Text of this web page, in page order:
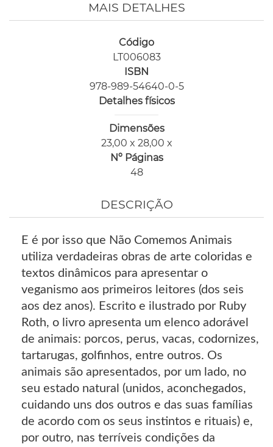
MAIS DETALHES
Código
LT006083
ISBN
978-989-54640-0-5
Detalhes físicos
Dimensões
23,00 x 28,00 x
Nº Páginas
48
DESCRIÇÃO
E é por isso que Não Comemos Animais
utiliza verdadeiras obras de arte coloridas e
textos dinâmicos para apresentar o
veganismo aos primeiros leitores (dos seis
aos dez anos). Escrito e ilustrado por Ruby
Roth, o livro apresenta um elenco adorável
de animais: porcos, perus, vacas, codornizes,
tartarugas, golfinhos, entre outros. Os
animais são apresentados, por um lado, no
seu estado natural (unidos, aconchegados,
cuidando uns dos outros e das suas famílias
de acordo com os seus instintos e rituais) e,
por outro, nas terríveis condições da